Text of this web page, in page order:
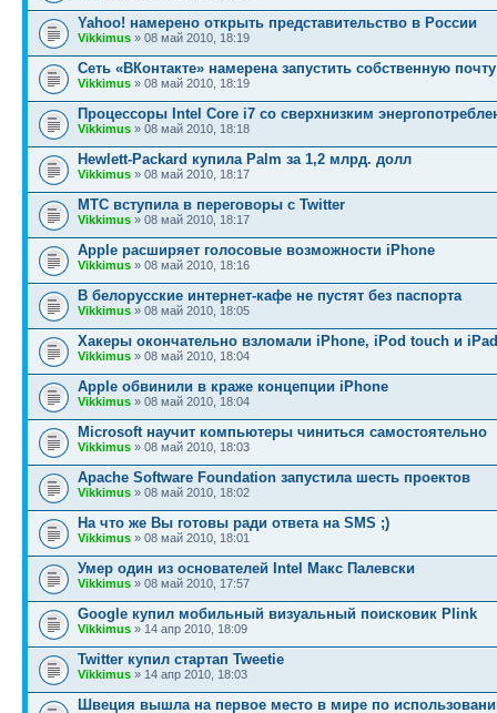
Yahoo! намерено открыть представительство в России
Vikkimus » 08 май 2010, 18:19
Сеть «ВКонтакте» намерена запустить собственную почту
Vikkimus » 08 май 2010, 18:19
Процессоры Intel Core i7 со сверхнизким
Vikkimus » 08 май 2010, 18:18
Hewlett-Packard купила Palm за 1,2 млрд. долл
Vikkimus » 08 май 2010, 18:17
МТС вступила в переговоры с Twitter
Vikkimus » 08 май 2010, 18:17
Apple расширяет голосовые возможности iPhone
Vikkimus » 08 май 2010, 18:16
В белорусские интернет-кафе не пустят без паспорта
Vikkimus » 08 май 2010, 18:05
Хакеры окончательно взломали iPhone, iPod touch и iPad
Vikkimus » 08 май 2010, 18:04
Apple обвинили в краже концепции iPhone
Vikkimus » 08 май 2010, 18:04
Microsoft научит компьютеры чиниться самостоятельно
Vikkimus » 08 май 2010, 18:03
Apache Software Foundation запустила шесть проектов
Vikkimus » 08 май 2010, 18:02
На что же Вы готовы ради ответа на SMS ;)
Vikkimus » 08 май 2010, 18:01
Умер один из основателей Intel Макс Палевски
Vikkimus » 08 май 2010, 17:57
Google купил мобильный визуальный поисковик Plink
Vikkimus » 14 апр 2010, 18:09
Twitter купил стартап Tweetie
Vikkimus » 14 апр 2010, 18:03
Швеция вышла на первое место в мире по